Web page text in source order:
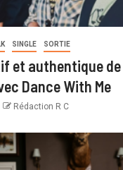
SINGLE SORTIE
et authentique
Dance With Me
Rédaction R C